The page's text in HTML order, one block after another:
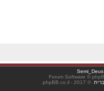
Semi_Deus
. © 2017 - phpBB.co.il.